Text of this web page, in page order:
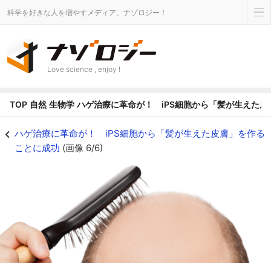
科学を好きな人を増やすメディア、ナゾロジー！
Love science , enjoy !
TOP 自然 生物学 ハゲ治療に革命が！ iPS細胞から「髪が生えた皮
ハゲ治療に革命が！ iPS細胞から「髪が生えた皮膚」を作る
ことに成功 (画像 6/6)